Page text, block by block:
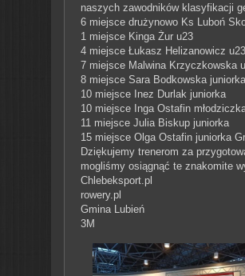
naszych zawodników klasyfikacji
6 miejsce drużynowo Ks Luboń
1 miejsce Kinga Żur u23
4 miejsce Łukasz Helizanowicz u23
7 miejsce Malwina Krzyczkowska
8 miejsce Sara Bodkowska juniorka
10 miejsce Inez Durlak juniorka
10 miejsce Inga Ostafin
11 miejsce Julia Biskup juniorka
15 miejsce Olga Ostafin juniorka
Dziękujemy trenerom za
mogliśmy osiągnąć te znakomite
Chlebeksport.pl
rowery.pl
Gmina Lubień
3M